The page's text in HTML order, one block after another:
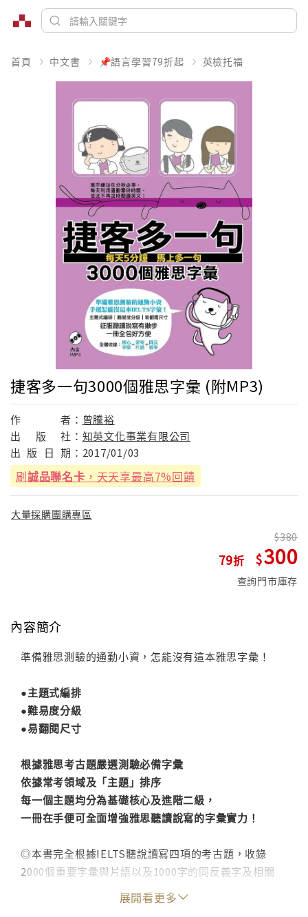
首頁 中文書 📌語言學習79折起 英檢托福
捷客多一句3000個雅思字彙 (附MP3)
作 者： 曾騰裕
出
版 社： 知英文化事業有限公司
出 版 日 期： 2017/01/03
刷誠品聯名卡 ，天天享最高7%回饋
大量採購團購專區
79
380
300
查詢門市庫存
內容簡介
準備雅思測驗的通勤小資，怎能沒有這本雅思字彙！
●主題式編排
●難易度分級
●易翻閱尺寸
根據雅思考古題嚴選測驗必備字彙
依據常考領域及「主題」排序
每一個主題均分為基礎核心及進階二級，
一冊在手便可全面增強雅思聽讀說寫的字彙實力！
◎本書完全根據IELTS聽說讀寫四項的考古題，收錄
2000個重要字彙與片語以及1000字的同反義字及相關
◎依據IELTS考題常出現的領域及題材，本書以「主
展開看更多